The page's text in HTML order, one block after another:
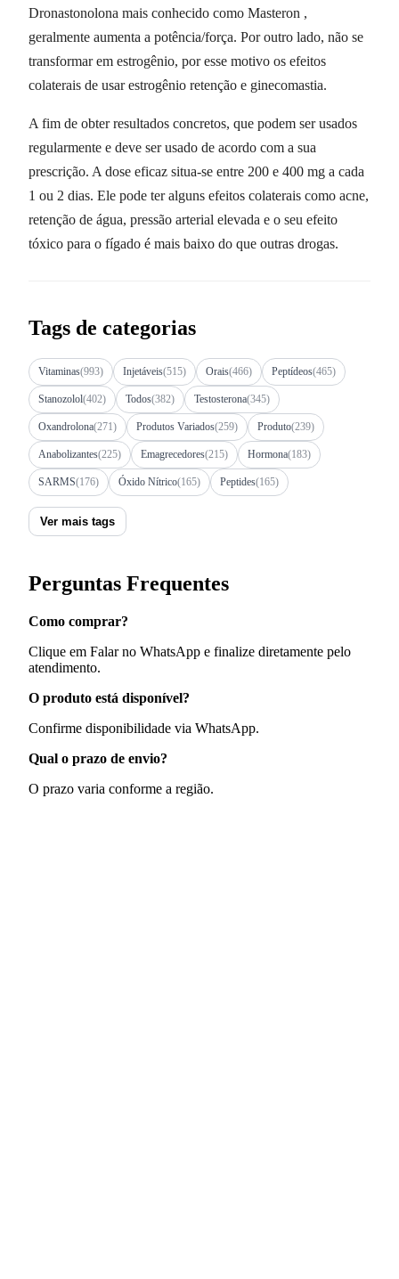
Dronastonolona mais conhecido como Masteron ,
geralmente aumenta a potência/força. Por outro lado, não se
transformar em estrogênio, por esse motivo os efeitos
colaterais de usar estrogênio retenção e ginecomastia.
A fim de obter resultados concretos, que podem ser usados
regularmente e deve ser usado de acordo com a sua
prescrição. A dose eficaz situa-se entre 200 e 400 mg a cada
1 ou 2 dias. Ele pode ter alguns efeitos colaterais como acne,
retenção de água, pressão arterial elevada e o seu efeito
tóxico para o fígado é mais baixo do que outras drogas.
Tags de categorias
Vitaminas(993) Injetáveis(515) Orais(466) Peptídeos(465)
Stanozolol(402) Todos(382) Testosterona(345)
Oxandrolona(271) Produtos Variados(259) Produto(239)
Anabolizantes(225) Emagrecedores(215) Hormona(183)
SARMS(176) Óxido Nítrico(165) Peptides(165)
Ver mais tags
Perguntas Frequentes
Como comprar?
Clique em Falar no WhatsApp e finalize diretamente pelo
atendimento.
O produto está disponível?
Confirme disponibilidade via WhatsApp.
Qual o prazo de envio?
O prazo varia conforme a região.